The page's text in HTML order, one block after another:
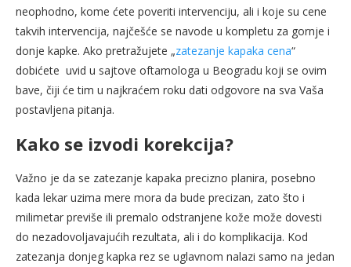
neophodno, kome ćete poveriti intervenciju, ali i koje su cene
takvih intervencija, najčešće se navode u kompletu za gornje i
donje kapke. Ako pretražujete „zatezanje kapaka cena“
dobićete uvid u sajtove oftamologa u Beogradu koji se ovim
bave, čiji će tim u najkraćem roku dati odgovore na sva Vaša
postavljena pitanja.
Kako se izvodi korekcija?
Važno je da se zatezanje kapaka precizno planira, posebno
kada lekar uzima mere mora da bude precizan, zato što i
milimetar previše ili premalo odstranjene kože može dovesti
do nezadovoljavajućih rezultata, ali i do komplikacija. Kod
zatezanja donjeg kapka rez se uglavnom nalazi samo na jedan